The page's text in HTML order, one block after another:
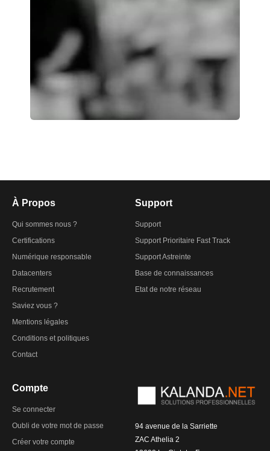
À Propos
Qui sommes nous ?
Certifications
Numérique responsable
Datacenters
Recrutement
Saviez vous ?
Mentions légales
Conditions et politiques
Contact
Support
Support
Support Prioritaire Fast Track
Support Astreinte
Base de connaissances
Etat de notre réseau
Compte
Se connecter
Oubli de votre mot de passe
Créer votre compte
94 avenue de la Sarriette
ZAC Athelia 2